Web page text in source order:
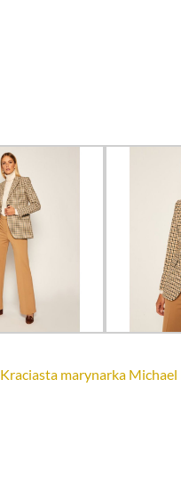
Kraciasta marynarka Michael